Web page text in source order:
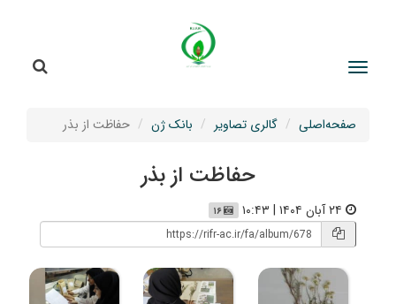
صفحه‌اصلی گالری تصاویر بانک ژن حفاظت از بذر
حفاظت از بذر